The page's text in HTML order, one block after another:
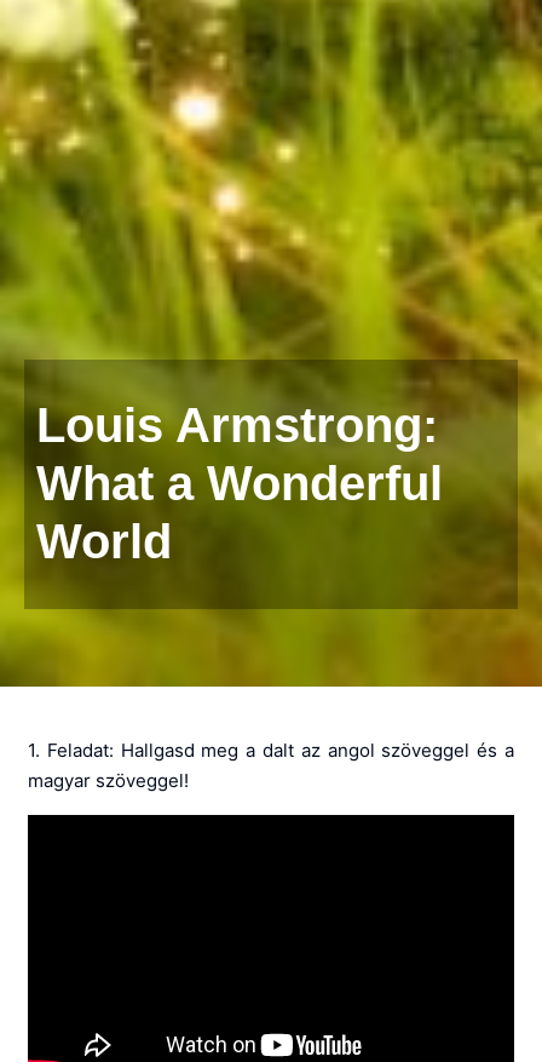
Louis Armstrong:
What a Wonderful
World
1. Feladat: Hallgasd meg a dalt az angol szöveggel és a
magyar szöveggel!